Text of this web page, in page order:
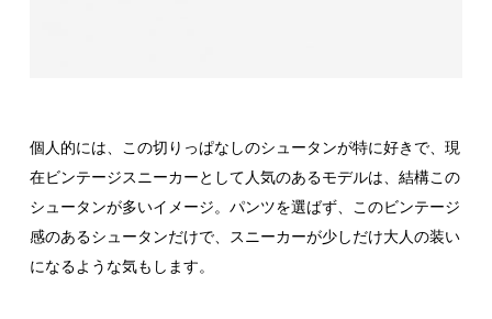
個人的には、この切りっぱなしのシュータンが特に好きで、現
在ビンテージスニーカーとして人気のあるモデルは、結構この
シュータンが多いイメージ。パンツを選ばず、このビンテージ
感のあるシュータンだけで、スニーカーが少しだけ大人の装い
になるような気もします。